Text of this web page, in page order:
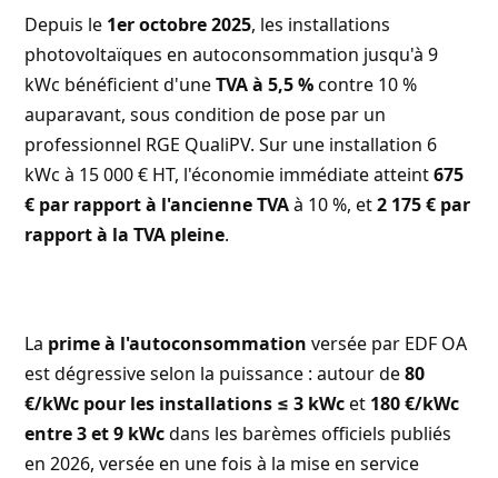
Depuis le 1er octobre 2025, les installations
photovoltaïques en autoconsommation jusqu'à 9
kWc bénéficient d'uneTVA à 5,5 %contre 10 %
auparavant, sous condition de pose par un
professionnel RGE QualiPV. Sur une installation 6
kWc à 15 000 € HT, l'économie immédiate atteint675
€ par rapport à l'ancienne TVAà 10 %, et2 175 € par
rapport à la TVA pleine.
La prime à l'autoconsommation versée par EDF OA
est dégressive selon la puissance : autour de80
€/kWc pour les installations ≤ 3 kWcet 180 €/kWc
entre 3 et 9 kWcdans les barèmes officiels publiés
en 2026, versée en une fois à la mise en service